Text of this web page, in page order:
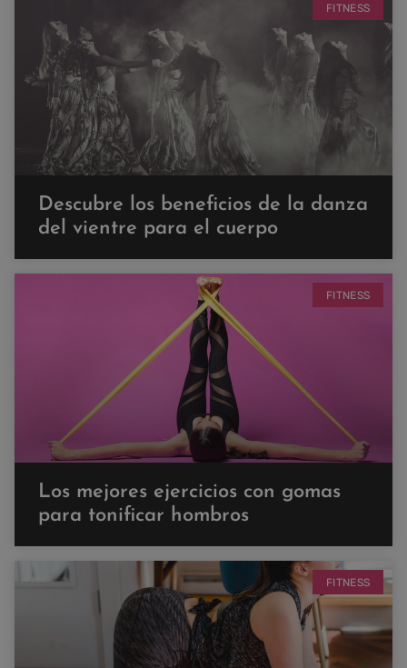
FITNESS
Descubre los beneficios de la danza
del vientre para el cuerpo
FITNESS
Los mejores ejercicios con gomas
para tonificar hombros
FITNESS